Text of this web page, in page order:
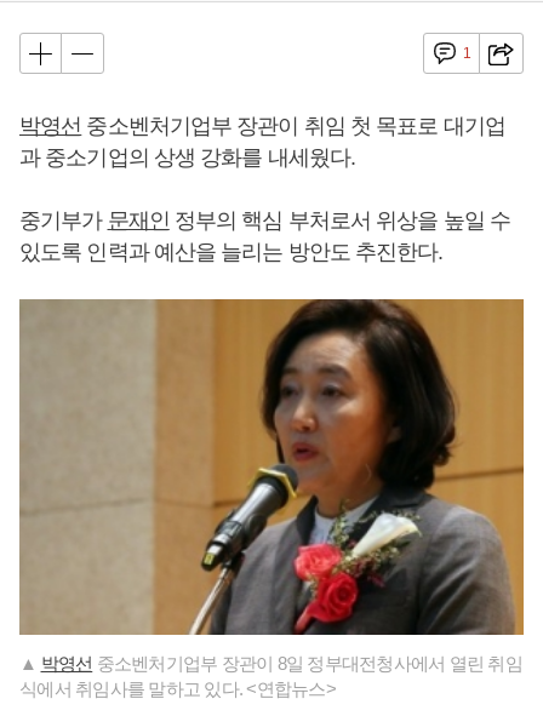
1
박영선 중소벤처기업부 장관이 취임 첫 목표로 대기업
과 중소기업의 상생 강화를 내세웠다.
중기부가 문재인 정부의 핵심 부처로서 위상을 높일 수
있도록 인력과 예산을 늘리는 방안도 추진한다.
▲ 박영선 중소벤처기업부 장관이 8일 정부대전청사에서 열린 취임
식에서 취임사를 말하고 있다. <연합뉴스>